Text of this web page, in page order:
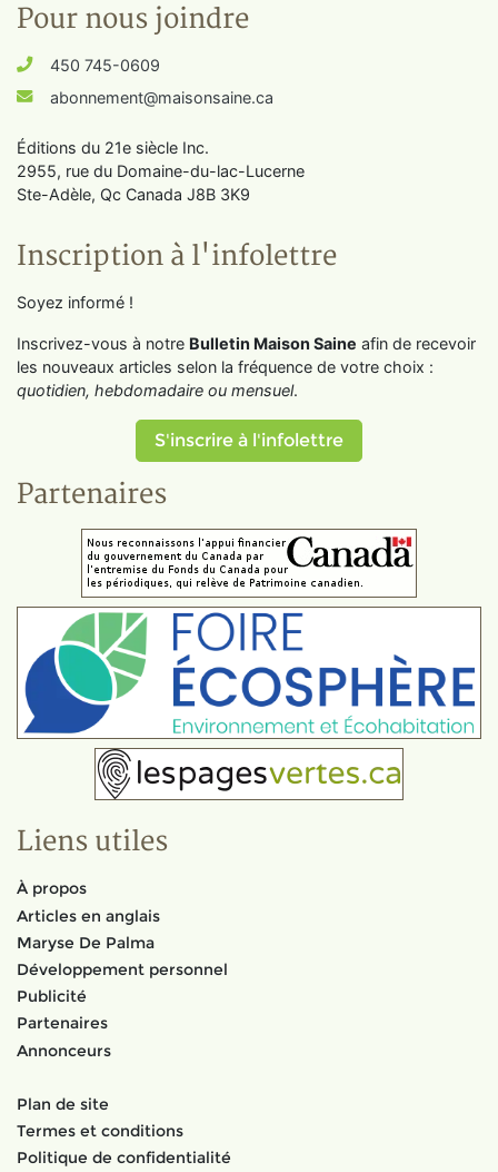
Pour nous joindre
450 745-0609
abonnement@maisonsaine.ca
Éditions du 21e siècle Inc.
2955, rue du Domaine-du-lac-Lucerne
Ste-Adèle, Qc Canada J8B 3K9
Inscription à l'infolettre
Soyez informé !
Inscrivez-vous à notre Bulletin Maison Saine afin de recevoir
les nouveaux articles selon la fréquence de votre choix :
quotidien, hebdomadaire ou mensuel.
S'inscrire à l'infolettre
Partenaires
Liens utiles
À propos
Articles en anglais
Maryse De Palma
Développement personnel
Publicité
Partenaires
Annonceurs
Plan de site
Termes et conditions
Politique de confidentialité